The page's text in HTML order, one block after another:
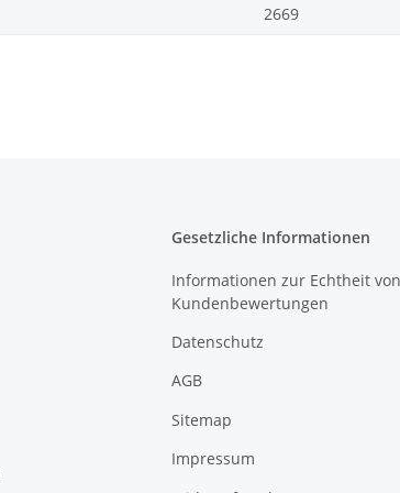
2669
Gesetzliche Informationen
Informationen zur Echtheit von
Kundenbewertungen
Datenschutz
AGB
Sitemap
Impressum